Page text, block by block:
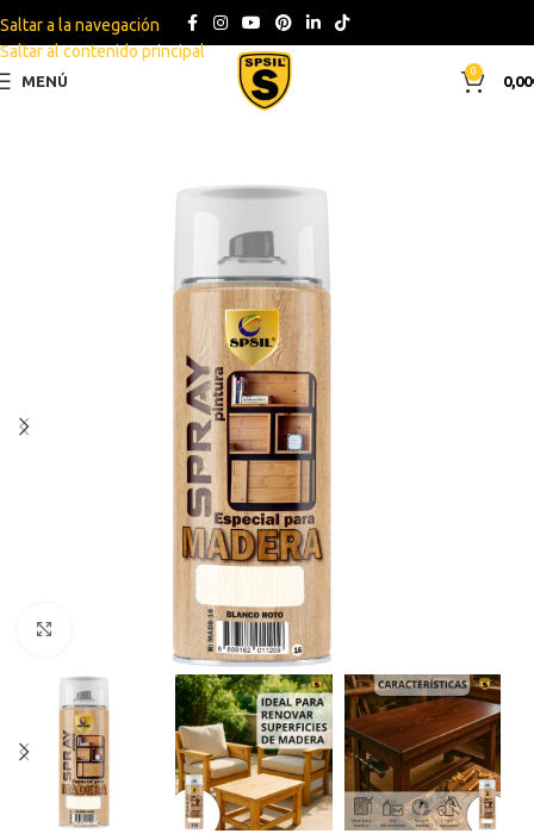
Saltar a la navegación
Saltar al contenido principal
MENÚ
0
0,00
Haga clic para ampliar